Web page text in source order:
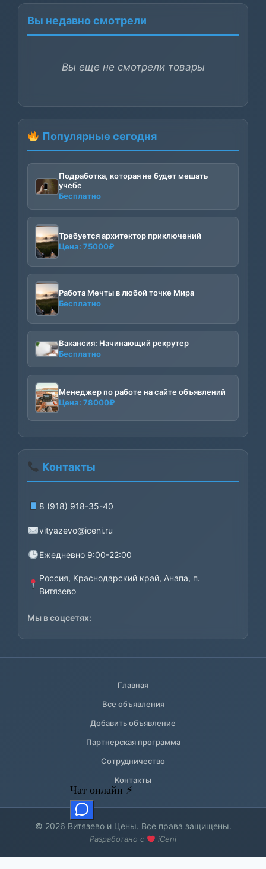
Вы недавно смотрели
Вы еще не смотрели товары
Популярные сегодня
Подработка, которая не будет мешать
учебе
Бесплатно
Требуется архитектор приключений
Цена: 75000₽
Работа Мечты в любой точке Мира
Бесплатно
Вакансия: Начинающий рекрутер
Бесплатно
Менеджер по работе на сайте объявлений
Цена: 78000₽
Контакты
8 (918) 918-35-40
vityazevo@iceni.ru
Ежедневно 9:00-22:00
Россия, Краснодарский край, Анапа, п.
Витязево
Мы в соцсетях:
Главная
Все объявления
Добавить объявление
Партнерская программа
Сотрудничество
Контакты
© 2026 Витязево и Цены. Все права защищены.
Разработано с iCeni